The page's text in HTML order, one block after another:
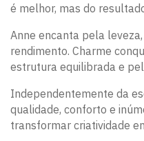
é melhor, mas do
Anne encanta pela
rendimento. Charme
estrutura equilibrada e
Independentemente da
qualidade, conforto e
transformar criatividade